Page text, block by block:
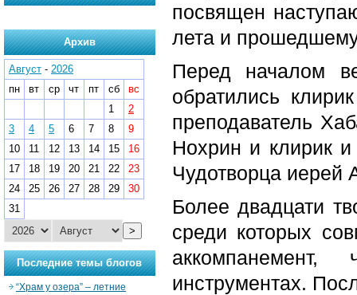
посвящен
лета и
Перед началом
обратились
преподаватель
Нохрин и клирик
Чудотворца иерей
Более двадцати
среди которых
инструментах.
Архив
Август - 2026
пн
вт ср чт пт сб
вс
1
2
3
4 5 6 7 8
9
10
11 12 13 14 15
16
17
18 19 20 21 22
23
24
25 26 27 28 29
30
31
>
Последние темы блогов
“Храм у озера” – летние